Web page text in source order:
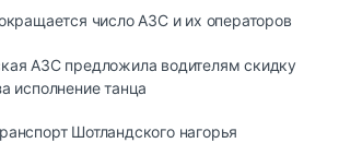
число АЗС и их операторов
АЗС предложила водителям скидку
исполнение танца
Шотландского нагорья